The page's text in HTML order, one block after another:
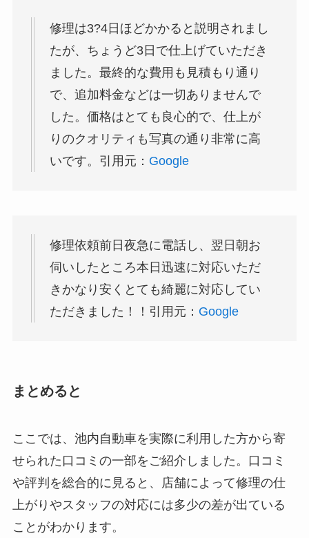
修理は3?4日ほどかかると説明されまし
たが、ちょうど3日で仕上げていただき
ました。最終的な費用も見積もり通り
で、追加料金などは一切ありませんで
した。価格はとても良心的で、仕上が
りのクオリティも写真の通り非常に高
いです。引用元： Google
修理依頼前日夜急に電話し、翌日朝お
伺いしたところ本日迅速に対応いただ
きかなり安くとても綺麗に対応してい
ただきました！！引用元： Google
まとめると
ここでは、池内自動車を実際に利用した方から寄
せられた口コミの一部をご紹介しました。口コミ
や評判を総合的に見ると、店舗によって修理の仕
上がりやスタッフの対応には多少の差が出ている
ことがわかります。